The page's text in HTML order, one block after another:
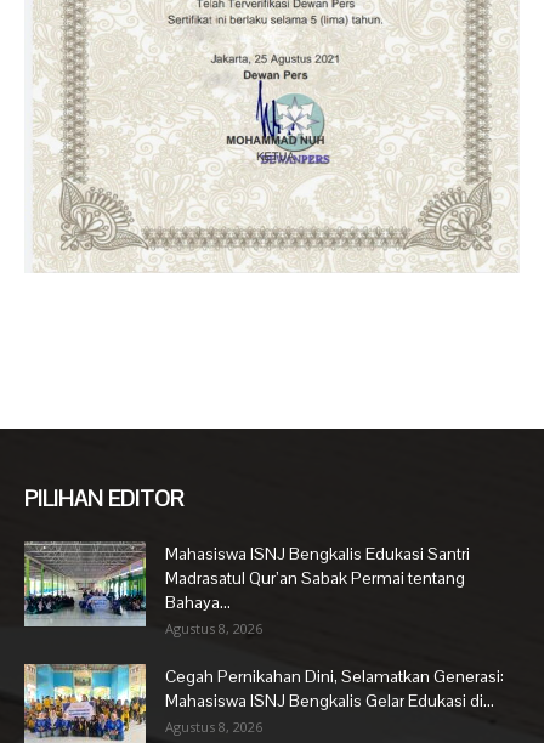
PILIHAN EDITOR
Mahasiswa ISNJ Bengkalis Edukasi Santri
Madrasatul Qur’an Sabak Permai tentang
Bahaya...
Agustus 8, 2026
Cegah Pernikahan Dini, Selamatkan Generasi:
Mahasiswa ISNJ Bengkalis Gelar Edukasi di...
Agustus 8, 2026